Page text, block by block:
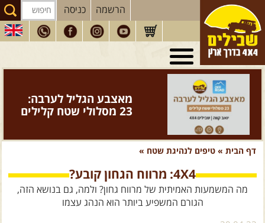
הרשמה כניסה
טיולי 4X4
בארץ
מסעות בעולם
טיוליםלרכב פנאי
הדרכותנהיגה
המדריכיםשלנו
חנותשבילים
הירשמו לניוזלטר שבילים
לנהיגת שטח" - מהדורה
חדשה >>
דף הבית »טיפים לנהיגת שטח »
מה המשמעות האמיתית של מרווח גחון? ולמה, גם בנושא הזה,
הגורם המשפיע ביותר הוא הנהג עצמו